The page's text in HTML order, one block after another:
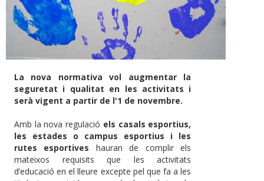
La nova normativa vol augmentar la
seguretat i qualitat en les activitats i
serà vigent a partir de l'1 de novembre.
Amb la nova regulació els casals esportius,
les estades o campus esportius i les
rutes esportives hauran de complir els
mateixos requisits que les activitats
d’educació en el lleure excepte pel que fa a les